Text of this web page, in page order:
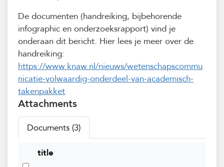
De documenten (handreiking, bijbehorende
infographic en onderzoeksrapport) vind je
onderaan dit bericht. Hier lees je meer over de
handreiking:
https://www.knaw.nl/nieuws/wetenschapscommu
nicatie-volwaardig-onderdeel-van-academisch-
takenpakket
Attachments
Documents (3)
title